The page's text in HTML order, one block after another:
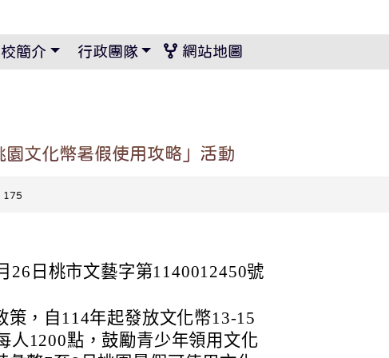
佈景設定
簡介 行政團隊 網站地圖
文化幣暑假使用攻略」活動
175
26日桃市文藝字第1140012450號
策，自114年起發放文化幣13-15
人1200點，鼓勵青少年領用文化